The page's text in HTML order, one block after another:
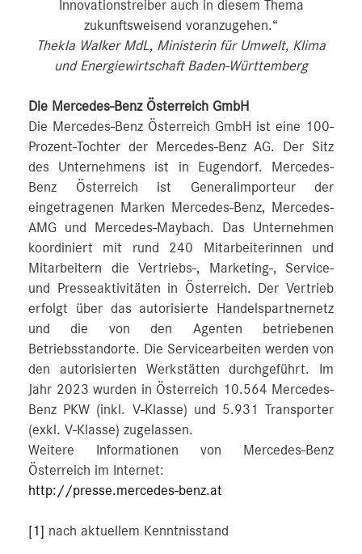
Innovationstreiber auch in diesem Thema
zukunftsweisend voranzugehen.“
Thekla Walker MdL, Ministerin für Umwelt, Klima
und Energiewirtschaft Baden-Württemberg
Die Mercedes-Benz Österreich GmbH
Die Mercedes-Benz Österreich GmbH ist eine 100-
Prozent-Tochter der Mercedes-Benz AG. Der Sitz
des Unternehmens ist in Eugendorf. Mercedes-
Benz Österreich ist Generalimporteur der
eingetragenen Marken Mercedes-Benz, Mercedes-
AMG und Mercedes-Maybach. Das Unternehmen
koordiniert mit rund 240 Mitarbeiterinnen und
Mitarbeitern die Vertriebs-, Marketing-, Service-
und Presseaktivitäten in Österreich. Der Vertrieb
erfolgt über das autorisierte Handelspartnernetz
und die von den Agenten betriebenen
Betriebsstandorte. Die Servicearbeiten werden von
den autorisierten Werkstätten durchgeführt. Im
Jahr 2023 wurden in Österreich 10.564 Mercedes-
Benz PKW (inkl. V-Klasse) und 5.931 Transporter
(exkl. V-Klasse) zugelassen.
Weitere Informationen von Mercedes-Benz
Österreich im Internet:
http://presse.mercedes-benz.at
[1] nach aktuellem Kenntnisstand